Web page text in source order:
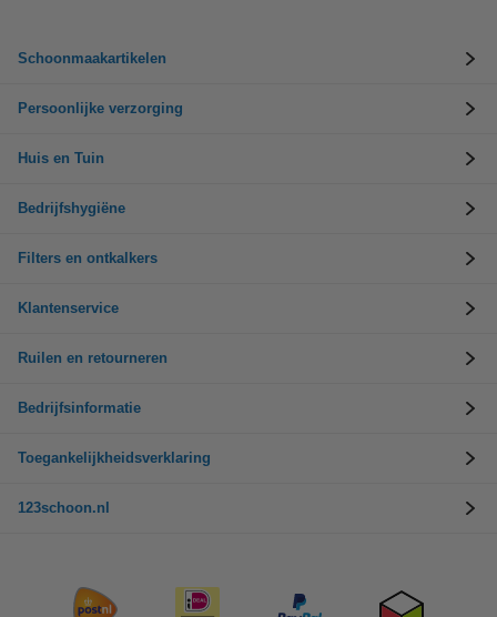
Schoonmaakartikelen
Persoonlijke verzorging
Huis en Tuin
Bedrijfshygiëne
Filters en ontkalkers
Klantenservice
Ruilen en retourneren
Bedrijfsinformatie
Toegankelijkheidsverklaring
123schoon.nl